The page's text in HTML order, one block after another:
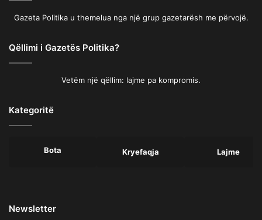
Gazeta Politika u themelua nga një grup gazetarësh me përvojë.
Qëllimi i Gazetës Politika?
Vetëm një qëllim: lajme pa kompromis.
Kategoritë
Bota Kryefaqja Lajme
Newsletter